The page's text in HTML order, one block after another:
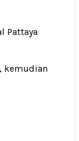
Pattaya
kemudian